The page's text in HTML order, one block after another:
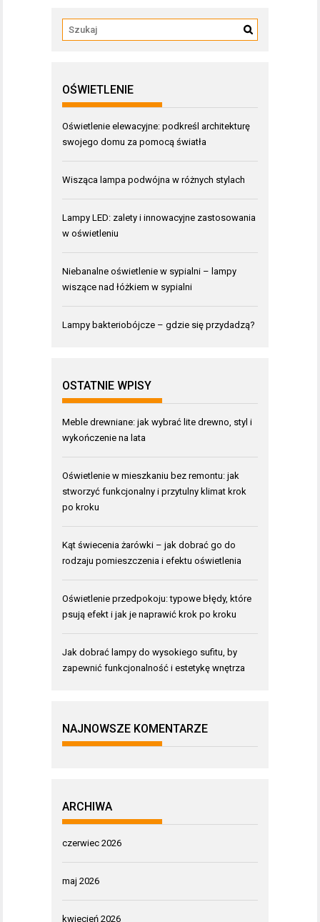
OŚWIETLENIE
Oświetlenie elewacyjne: podkreśl architekturę
swojego domu za pomocą światła
Wisząca lampa podwójna w różnych stylach
Lampy LED: zalety i innowacyjne zastosowania
w oświetleniu
Niebanalne oświetlenie w sypialni – lampy
wiszące nad łóżkiem w sypialni
Lampy bakteriobójcze – gdzie się przydadzą?
OSTATNIE WPISY
Meble drewniane: jak wybrać lite drewno, styl i
wykończenie na lata
Oświetlenie w mieszkaniu bez remontu: jak
stworzyć funkcjonalny i przytulny klimat krok
po kroku
Kąt świecenia żarówki – jak dobrać go do
rodzaju pomieszczenia i efektu oświetlenia
Oświetlenie przedpokoju: typowe błędy, które
psują efekt i jak je naprawić krok po kroku
Jak dobrać lampy do wysokiego sufitu, by
zapewnić funkcjonalność i estetykę wnętrza
NAJNOWSZE KOMENTARZE
ARCHIWA
czerwiec 2026
maj 2026
kwiecień 2026